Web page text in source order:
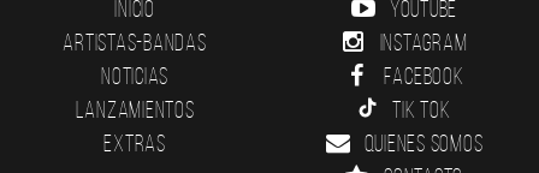
Inicio
Artistas-Bandas
Noticias
Lanzamientos
Extras
YouTube
Instagram
Facebook
Tik Tok
Quienes somos